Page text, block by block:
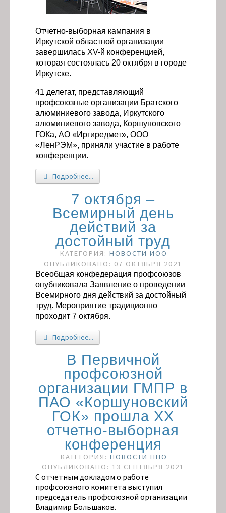
Отчетно-выборная кампания в
Иркутской областной организации
завершилась XV-й конференцией,
которая состоялась 20 октября в городе
Иркутске.
41 делегат, представляющий
профсоюзные организации Братского
алюминиевого завода, Иркутского
алюминиевого завода, Коршуновского
ГОКа, АО «Иргиредмет», ООО
«ЛенРЭМ», приняли участие в работе
конференции.
Подробнее...
7 октября –
Всемирный день
действий за
достойный труд
КАТЕГОРИЯ: НОВОСТИ ИОО
ОПУБЛИКОВАНО: 07 ОКТЯБРЯ 2021
Всеобщая конфедерация профсоюзов
опубликовала Заявление о проведении
Всемирного дня действий за достойный
труд. Мероприятие традиционно
проходит 7 октября.
Подробнее...
В Первичной
профсоюзной
организации ГМПР в
ПАО «Коршуновский
ГОК» прошла XX
отчетно-выборная
конференция
КАТЕГОРИЯ: НОВОСТИ ППО
ОПУБЛИКОВАНО: 13 СЕНТЯБРЯ 2021
С отчетным докладом о работе
профсоюзного комитета выступил
председатель профсоюзной организации
Владимир Большаков.